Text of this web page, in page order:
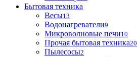
Бытовая техника
Весы13
Водонагреватели9
Микроволновые печи10
Прочая бытовая техника20
Пылесосы2